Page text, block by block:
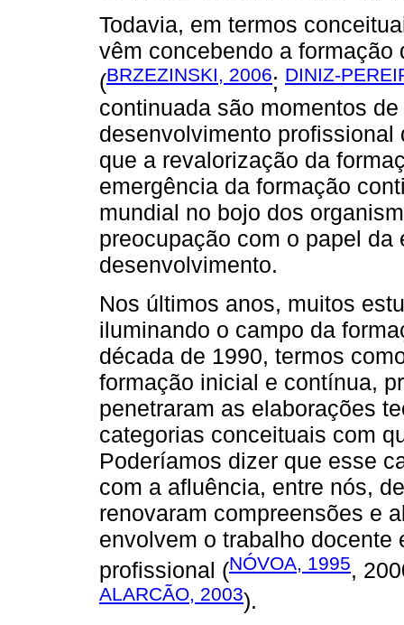
Todavia, em termos
vêm concebendo a
(BRZEZINSKI, 2006; DINIZ-
continuada são momentos
desenvolvimento
que a revalorização da
emergência da formação
mundial no bojo dos
preocupação com o papel
desenvolvimento.
Nos últimos anos, muitos
iluminando o campo da
década de 1990, termos
formação inicial e contínua,
penetraram as elaborações
categorias conceituais com
Poderíamos dizer que esse
com a afluência, entre nós,
renovaram compreensões e
envolvem o trabalho docente
profissional (NÓVOA, 1995,
ALARCÃO, 2003).